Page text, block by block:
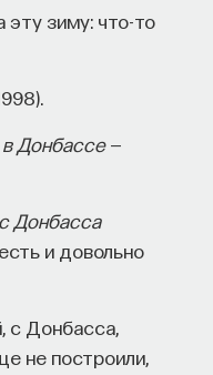
эту зиму: что-то
в Донбассе—
с Донбасса
и довольно
с Донбасса,
не построили,
один
тем
интересует
есть он пытается
то, как это было
Причем
историю
Поэтому